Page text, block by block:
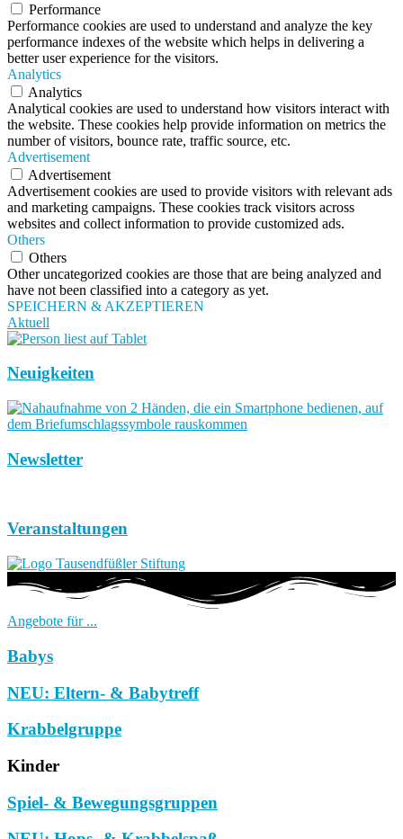
Performance
Performance cookies are used to understand and analyze the key
performance indexes of the website which helps in delivering a
better user experience for the visitors.
Analytics
Analytics
Analytical cookies are used to understand how visitors interact with
the website. These cookies help provide information on metrics the
number of visitors, bounce rate, traffic source, etc.
Advertisement
Advertisement
Advertisement cookies are used to provide visitors with relevant ads
and marketing campaigns. These cookies track visitors across
websites and collect information to provide customized ads.
Others
Others
Other uncategorized cookies are those that are being analyzed and
have not been classified into a category as yet.
SPEICHERN & AKZEPTIEREN
Aktuell
Neuigkeiten
Newsletter
Veranstaltungen
Angebote für ...
Babys
NEU: Eltern- & Babytreff
Krabbelgruppe
Kinder
Spiel- & Bewegungsgruppen